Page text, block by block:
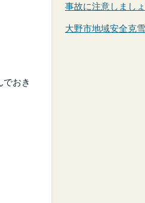
おき
事故に注意しましょ
大野市地域安全克